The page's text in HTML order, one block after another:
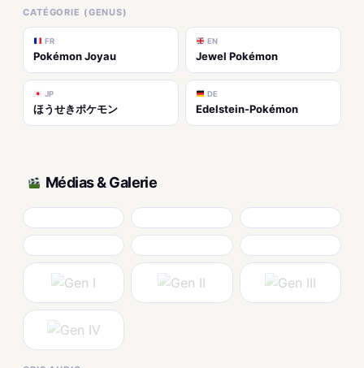
CATÉGORIE (GENUS)
FR
Pokémon Joyau
EN
Jewel Pokémon
JP
ほうせきポケモン
DE
Edelstein-Pokémon
Médias & Galerie